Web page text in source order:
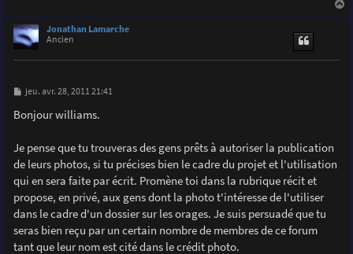
Jonathan Lamarche
Ancien
M
s
s
e
jeu. avr. 28, 2011 21:41
Bonjour williams.
Je pense que tu trouveras des gens prêts à autoriser la publication
de leurs photos, si tu précises bien le cadre du projet et l'utilisation
qui en sera faite par écrit. Promène toi dans la rubrique récit et
propose, en privé, aux gens dont la photo t'intéresse de l'utiliser
dans le cadre d'un dossier sur les orages. Je suis persuadé que tu
seras bien reçu par un certain nombre de membres de ce forum
tant que leur nom est cité dans le crédit photo.